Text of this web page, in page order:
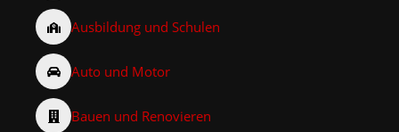
Ausbildung und Schulen
Auto und Motor
Bauen und Renovieren